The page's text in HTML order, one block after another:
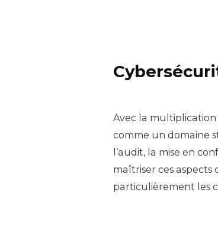
Avec la
comme un domaine
l’audit, la mise en
maîtriser ces aspects
particulièrement les